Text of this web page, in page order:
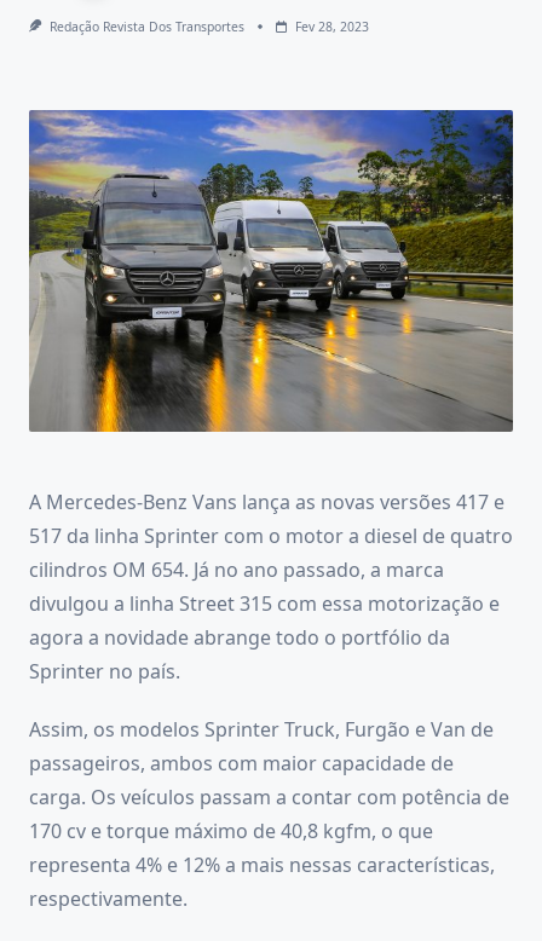
Redação Revista Dos Transportes Fev 28, 2023
A Mercedes-Benz Vans lança as novas versões 417 e
517 da linha Sprinter com o motor a diesel de quatro
cilindros OM 654. Já no ano passado, a marca
divulgou a linha Street 315 com essa motorização e
agora a novidade abrange todo o portfólio da
Sprinter no país.
Assim, os modelos Sprinter Truck, Furgão e Van de
passageiros, ambos com maior capacidade de
carga. Os veículos passam a contar com potência de
170 cv e torque máximo de 40,8 kgfm, o que
representa 4% e 12% a mais nessas características,
respectivamente.